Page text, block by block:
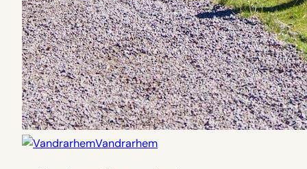
Vandrarhem